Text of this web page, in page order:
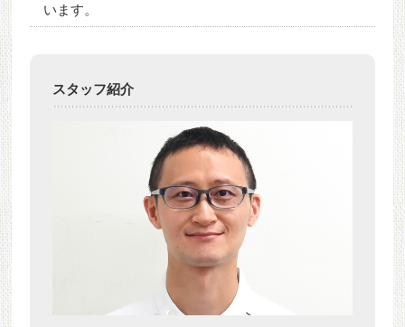
います。
スタッフ紹介